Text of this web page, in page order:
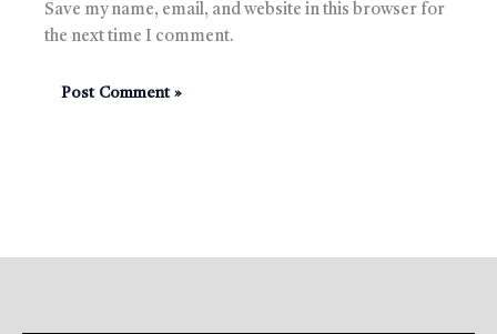
Save my name, email, and website in this browser for
the next time I comment.